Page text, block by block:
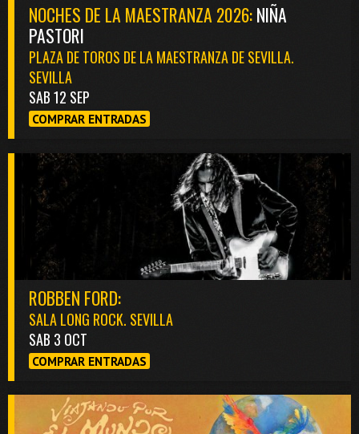
NOCHES DE LA MAESTRANZA 2026:NIÑA
PASTORI
PLAZA DE TOROS DE LA MAESTRANZA DE SEVILLA.
SEVILLA
SAB 12 SEP
COMPRAR ENTRADAS
ROBBEN FORD:
SALA LONG ROCK. SEVILLA
SAB 3 OCT
COMPRAR ENTRADAS